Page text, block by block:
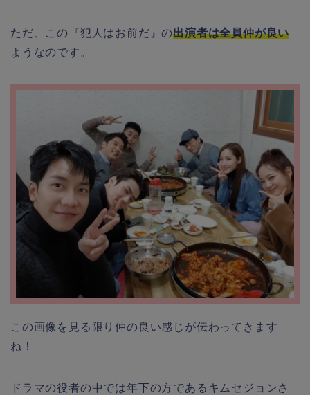
ただ、この『犯人はお前だ』の出演者は全員仲が良い
ようなのです。
この画像を見る限り仲の良い感じが伝わってきます
ね！
ドラマの役者の中では年下の方であるキムセジョンさ